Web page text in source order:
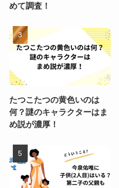
めて調査！
たつこたつの黄色いのは
何？謎のキャラクターはま
め説が濃厚！